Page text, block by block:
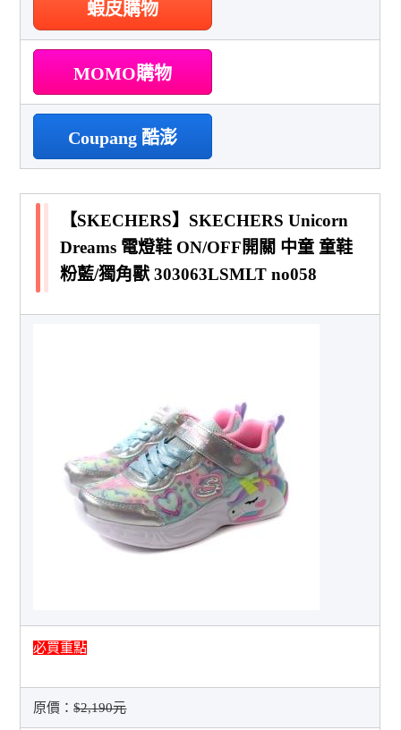
蝦皮購物
MOMO購物
Coupang 酷澎
【SKECHERS】SKECHERS Unicorn
Dreams 電燈鞋 ON/OFF開關 中童 童鞋
粉藍/獨角獸 303063LSMLT no058
必買重點
原價：$2,190元